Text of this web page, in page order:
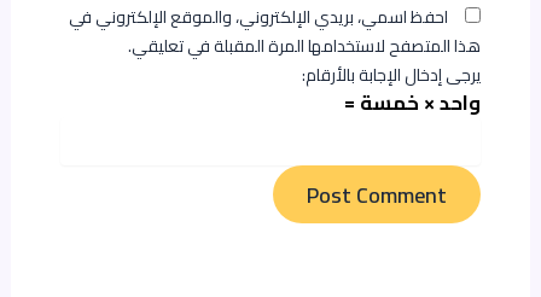
احفظ اسمي، بريدي الإلكتروني، والموقع الإلكتروني في
هذا المتصفح لاستخدامها المرة المقبلة في تعليقي.
يرجى إدخال الإجابة بالأرقام:
واحد × خمسة =